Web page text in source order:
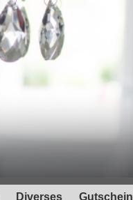
Diverses Gutschein